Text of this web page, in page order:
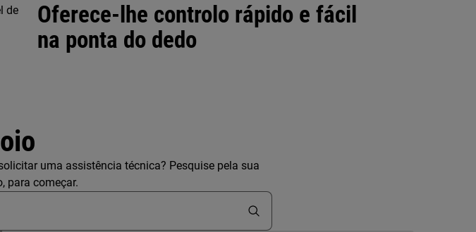
Oferece-lhe controlo rápido e fácil
na ponta do dedo
de
uma assistência técnica? Pesquise pela sua
para começar.